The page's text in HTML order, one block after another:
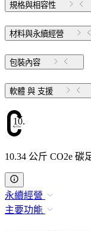
規格與相容性
材料與永續經營
包裝內容
軟體 與 支援
10.34
10.34 公斤 CO2e 碳
永續經營
主要功能